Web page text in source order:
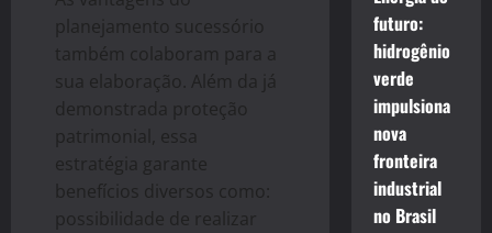
planejamento sucessório
também colaboram para a
sua elaboração. Além da já
demonstrada proteção
patrimonial, essa
estratégia garante
benefícios diversos como:
possibilidade de realizar
futuro:
hidrogênio
verde
impulsiona
nova
fronteira
industrial
no Brasil